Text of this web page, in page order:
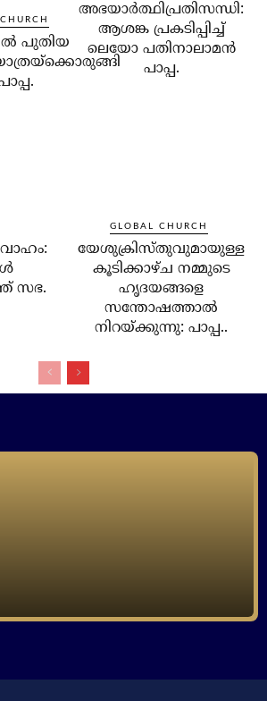
പുതിയ
അഭയാര്‍ത്ഥിപ്രതിസന്ധി:
ആശങ്ക പ്രകടിപ്പിച്ച്
ലെയോ പതിനാലാമന്‍
പാപ്പ.
സഭ.
GLOBAL CHURCH
യേശുക്രിസ്തുവുമായുള്ള
കൂടിക്കാഴ്ച നമ്മുടെ
ഹൃദയങ്ങളെ
സന്തോഷത്താല്‍
നിറയ്ക്കുന്നു: പാപ്പ..